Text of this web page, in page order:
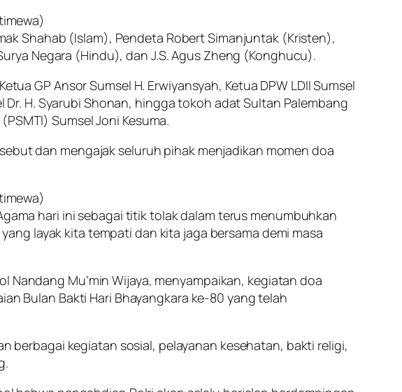
Shahab (Islam), Pendeta Robert Simanjuntak (Kristen),
Negara (Hindu), dan J.S. Agus Zheng (Konghucu).
GP Ansor Sumsel H. Erwiyansyah, Ketua DPW LDII Sumsel
Dr. H. Syarubi Shonan, hingga tokoh adat Sultan Palembang
Sumsel Joni Kesuma.
dan mengajak seluruh pihak menjadikan momen doa
hari ini sebagai titik tolak dalam terus menumbuhkan
layak kita tempati dan kita jaga bersama demi masa
Nandang Mu’min Wijaya, menyampaikan, kegiatan doa
Bulan Bakti Hari Bhayangkara ke-80 yang telah
berbagai kegiatan sosial, pelayanan kesehatan, bakti religi,